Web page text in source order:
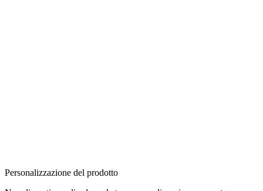
Personalizzazione del prodotto